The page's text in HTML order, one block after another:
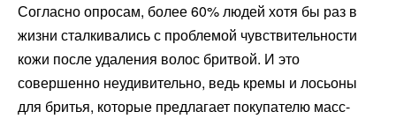
Согласно опросам, более 60% людей хотя бы раз в
жизни сталкивались с проблемой чувствительности
кожи после удаления волос бритвой. И это
совершенно неудивительно, ведь кремы и лосьоны
для бритья, которые предлагает покупателю масс-